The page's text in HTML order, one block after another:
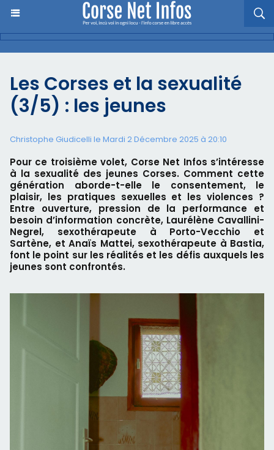
Les Corses et la sexualité
(3/5) : les jeunes
Christophe Giudicelli le Mardi 2 Décembre 2025 à 20:10
Pour ce troisième volet, Corse Net Infos s’intéresse
à la sexualité des jeunes Corses. Comment cette
génération aborde-t-elle le consentement, le
plaisir, les pratiques sexuelles et les violences ?
Entre ouverture, pression de la performance et
besoin d’information concrète, Laurélène Cavallini-
Negrel, sexothérapeute à Porto-Vecchio et
Sartène, et Anaïs Mattei, sexothérapeute à Bastia,
font le point sur les réalités et les défis auxquels les
jeunes sont confrontés.